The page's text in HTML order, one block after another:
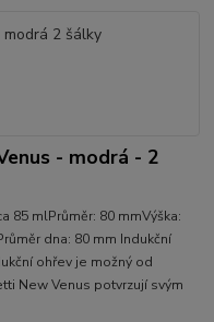
- modrá - 2
85 mlPrůměr: 80 mmVýška:
dna: 80 mm Indukční
ohřev je možný od
New Venus potvrzují svým